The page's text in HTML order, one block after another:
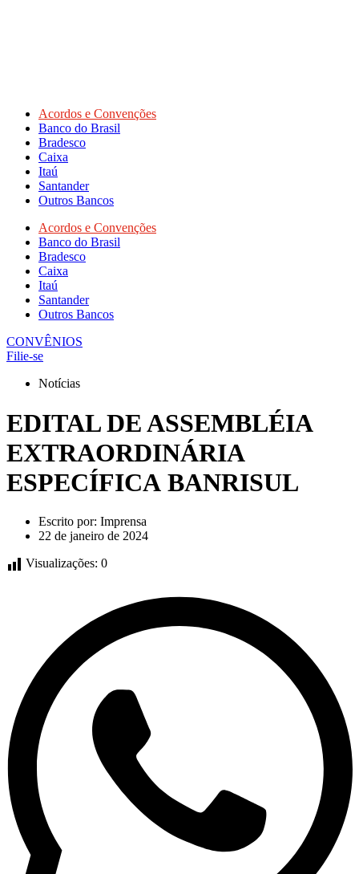
Acordos e Convenções
Banco do Brasil
Bradesco
Caixa
Itaú
Santander
Outros Bancos
Acordos e Convenções
Banco do Brasil
Bradesco
Caixa
Itaú
Santander
Outros Bancos
CONVÊNIOS
Filie-se
Notícias
EDITAL DE ASSEMBLÉIA
EXTRAORDINÁRIA
ESPECÍFICA BANRISUL
Escrito por: Imprensa
22 de janeiro de 2024
Visualizações: 0